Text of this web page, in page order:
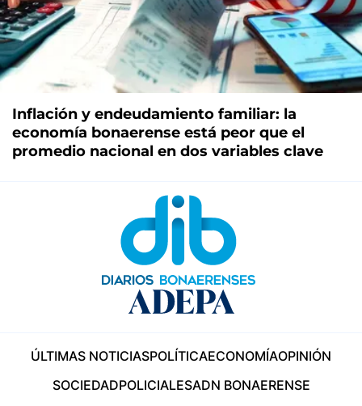
Inflación y endeudamiento familiar: la
economía bonaerense está peor que el
promedio nacional en dos variables clave
ÚLTIMAS NOTICIASPOLÍTICAECONOMÍAOPINIÓN
SOCIEDADPOLICIALESADN BONAERENSE